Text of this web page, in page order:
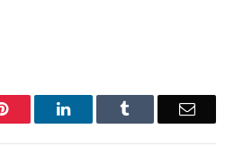
Pinterest LinkedIn Email